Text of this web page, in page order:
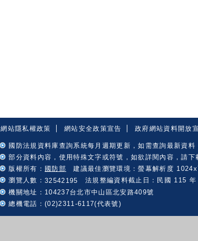
網站隱私權政策 網站安全政策宣告 政府網站資料開放
國防法規資料庫查詢系統每月週期更新，如需查詢最新資料
部分資料內容，使用特殊文字或符號，如欲詳閱內容，請下
版權所有： 國防部 建議最佳瀏覽環境：螢幕解析度
瀏覽人數：32542195
法規整編資料截止日：民國 115
機關地址：104237台北市中山區北安路409號
總機電話：(02)2311-6117(代表號)